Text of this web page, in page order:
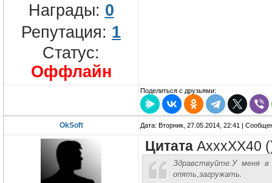
Награды: 0
Репутация: 1
Статус:
Оффлайн
Поделиться с друзьями:
OkSoft Дата: Вторник, 27.05.2014, 22:41 |
Цитата AxxxXX40 (
Здравствуйте.У меня в
опять,загружать.